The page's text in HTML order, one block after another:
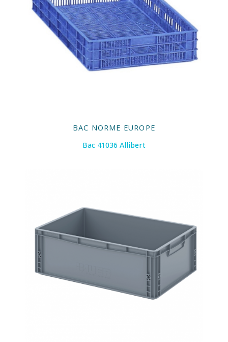
BAC NORME EUROPE
Bac 41036 Allibert